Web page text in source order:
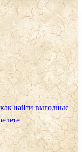
найти выгодные